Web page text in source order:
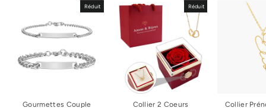
Réduit
Gourmettes Couple
Réduit
Collier 2 Coeurs
Collier